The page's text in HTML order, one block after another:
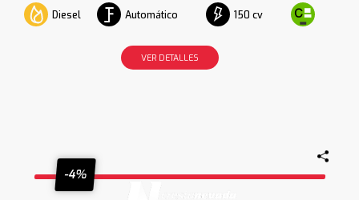
Diesel Automático 150 cv
VER DETALLES
-4%